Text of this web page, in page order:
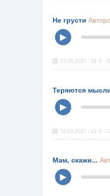
Не грусти
▶
13.05.2021 6
Теряются
▶
13.05.2021 9
Мам, скажи...
▶